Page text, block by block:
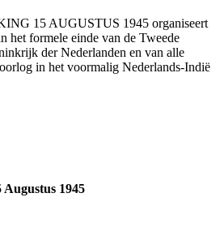
15 AUGUSTUS 1945 organiseert
het formele einde van de Tweede
der Nederlanden en van alle
in het voormalig Nederlands-Indië
1945